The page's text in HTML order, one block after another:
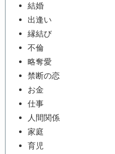
結婚
出逢い
縁結び
不倫
略奪愛
禁断の恋
お金
仕事
人間関係
家庭
育児